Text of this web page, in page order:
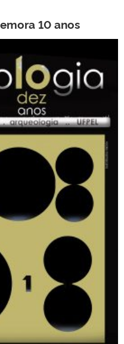
10 anos